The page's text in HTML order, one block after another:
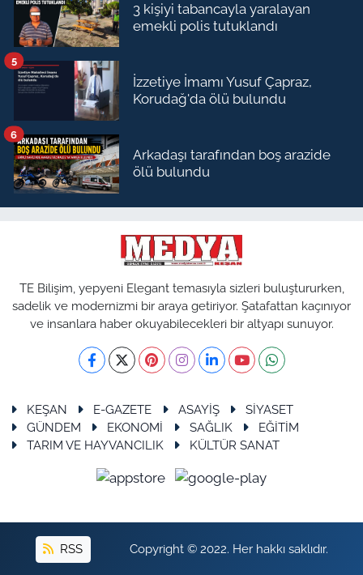
3 kişiyi tabancayla yaralayan
emekli polis tutuklandı
İzzetiye İmamı Yusuf Çapraz,
Korudağ'da ölü bulundu
5
Arkadaşı tarafından boş arazide
ölü bulundu
6
TE Bilişim, yepyeni Elegant temasıyla sizleri buluştururken,
sadelik ve modernizmi bir araya getiriyor. Şatafattan kaçınıyor
ve insanlara haber okuyabilecekleri bir altyapı sunuyor.
KEŞAN E-GAZETE ASAYİŞ
SİYASET
GÜNDEM
EKONOMİ SAĞLIK
EĞİTİM
TARIM VE HAYVANCILIK
KÜLTÜR SANAT
RSS Copyright © 2022. Her hakkı saklıdır.